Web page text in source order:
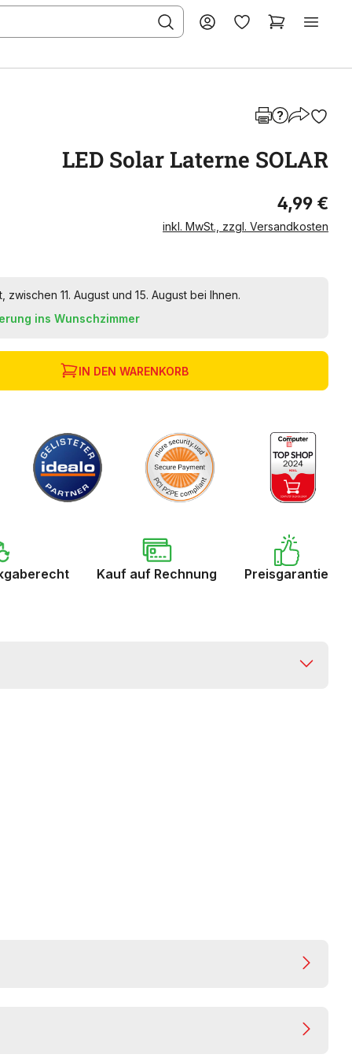
LED Solar Laterne SOLAR
4,99 €
inkl. MwSt., zzgl. Versandkosten
zwischen 11. August und 15. August bei Ihnen.
ins Wunschzimmer
IN DEN WARENKORB
Kauf auf Rechnung Preisgarantie